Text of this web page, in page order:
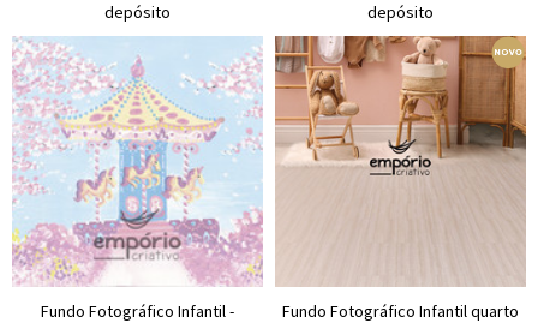
depósito
depósito
Fundo Fotográfico Infantil -
Fundo Fotográfico Infantil quarto